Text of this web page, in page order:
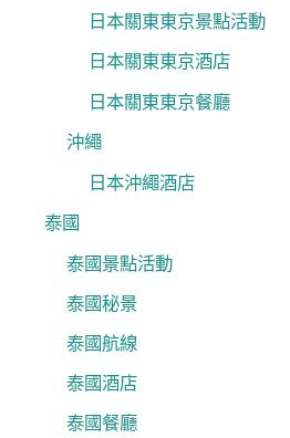
日本關東東京景點活動
日本關東東京酒店
日本關東東京餐廳
沖繩
日本沖繩酒店
泰國
泰國景點活動
泰國秘景
泰國航線
泰國酒店
泰國餐廳